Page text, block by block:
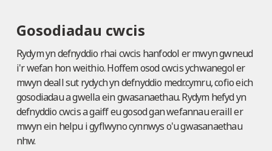
Gosodiadau cwcis
Rydym yn defnyddio rhai cwcis hanfodol er mwyn gwneud
i'r wefan hon weithio. Hoffem osod cwcis ychwanegol er
mwyn deall sut rydych yn defnyddio medr.cymru, cofio eich
gosodiadau a gwella ein gwasanaethau. Rydym hefyd yn
defnyddio cwcis a gaiff eu gosod gan wefannau eraill er
mwyn ein helpu i gyflwyno cynnwys o'u gwasanaethau
nhw.